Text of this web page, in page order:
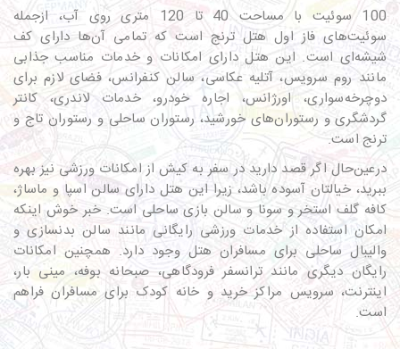
100 سوئیت با مساحت 40 تا 120 متری روی آب، ازجمله
سوئیت‌های فاز اول هتل ترنج است که تمامی آن‌ها دارای کف
شیشه‌ای است. این هتل دارای امکانات و خدمات مناسب جذابی
مانند روم سرویس، آتلیه عکاسی، سالن کنفرانس، فضای لازم برای
دوچرخه‌سواری، اورژانس، اجاره خودرو، خدمات لاندری، کانتر
گردشگری و رستوران‌های خورشید، رستوران ساحلی و رستوران تاج و
ترنج است.
درعین‌حال اگر قصد دارید در سفر به کیش از امکانات ورزشی نیز بهره
ببرید، خیالتان آسوده باشد، زیرا این هتل دارای سالن اسپا و ماساژ،
کافه گلف استخر و سونا و سالن بازی ساحلی است. خبر خوش اینکه
امکان استفاده از خدمات ورزشی رایگانی مانند سالن بدنسازی و
والیبال ساحلی برای مسافران هتل وجود دارد. همچنین امکانات
رایگان دیگری مانند ترانسفر فرودگاهی، صبحانه بوفه، مینی بار،
اینترنت، سرویس مراکز خرید و خانه کودک برای مسافران فراهم
است.